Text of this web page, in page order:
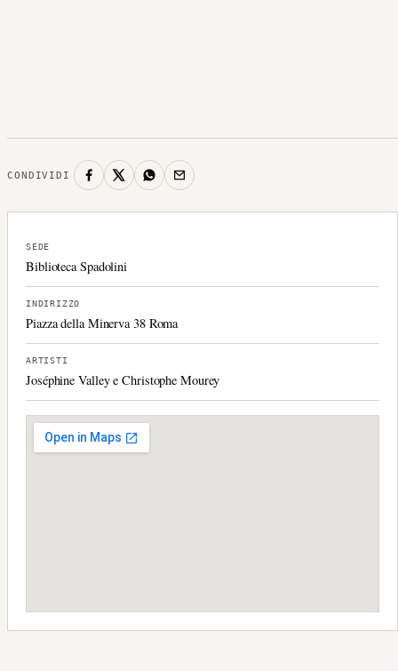
CONDIVIDI
SEDE
Biblioteca Spadolini
INDIRIZZO
Piazza della Minerva 38 Roma
ARTISTI
Joséphine Valley e Christophe Mourey